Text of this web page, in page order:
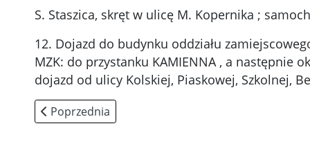
S. Staszica, skręt w ulicę M. Kopernika ;
12. Dojazd do budynku oddziału
MZK: do przystanku KAMIENNA , a następnie
dojazd od ulicy Kolskiej, Piaskowej, Szkolnej,
Poprzednia strona: Klauzula informacyjna
Poprzednia